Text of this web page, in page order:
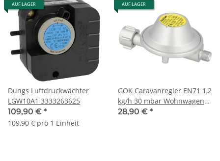
AUF LAGER
Dungs Luftdruckwächter
LGW10A1 3333263625
109,90 € *
109,90 € pro 1 Einheit
AUF LAGER
GOK Caravanregler EN71 1,2
kg/h 30 mbar Wohnwagen
Wohnmobil ohne
28,90 € *